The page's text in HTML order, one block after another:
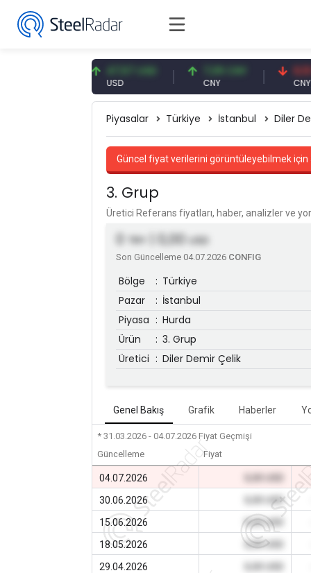
47,57 USD 7,09 CNY
CNY
0,13 CNY
CNY/EUR
Piyasalar Türkiye İstanbul Diler
Güncel fiyat verilerini görüntüleyebilmek için
3. Grup
Üretici Referans fiyatları, haber, analizler ve
TRY | 0,00 USD
Son Güncelleme 04.07.2026 CONFIG
Bölge : Türkiye
Pazar
: İstanbul
Piyasa : Hurda
Ürün
: 3. Grup
Üretici : Diler Demir Çelik
Genel Bakış Grafik Haberler
* 31.03.2026 - 04.07.2026 Fiyat Geçmişi
Güncelleme
Fiyat
04.07.2026
30.06.2026
0,00 USD
15.06.2026
0,00 USD
18.05.2026
0,00 USD
29.04.2026